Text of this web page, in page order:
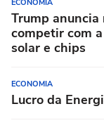
ECONOMIA
Trump
competir com
solar e chips
ECONOMIA
Lucro da